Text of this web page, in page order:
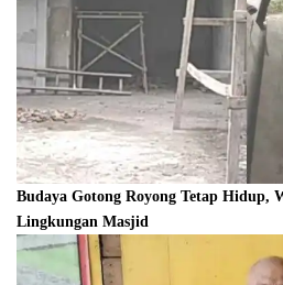
Budaya Gotong Royong Tetap Hidup,
Lingkungan Masjid